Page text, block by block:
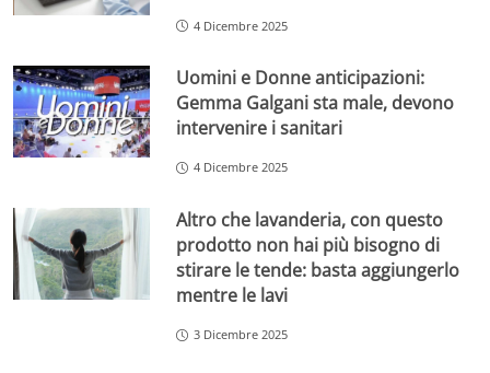
4 Dicembre 2025
Uomini e Donne anticipazioni:
Gemma Galgani sta male, devono
intervenire i sanitari
4 Dicembre 2025
Altro che lavanderia, con questo
prodotto non hai più bisogno di
stirare le tende: basta aggiungerlo
mentre le lavi
3 Dicembre 2025